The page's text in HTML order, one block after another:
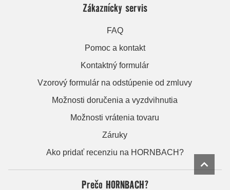
Zákaznícky servis
FAQ
Pomoc a kontakt
Kontaktný formulár
Vzorový formulár na odstúpenie od zmluvy
Možnosti doručenia a vyzdvihnutia
Možnosti vrátenia tovaru
Záruky
Ako pridať recenziu na HORNBACH?
Prečo HORNBACH?